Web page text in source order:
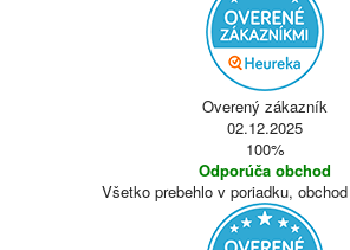
Overený zákazník
02.12.2025
100%
Odporúča obchod
Všetko prebehlo v poriadku,